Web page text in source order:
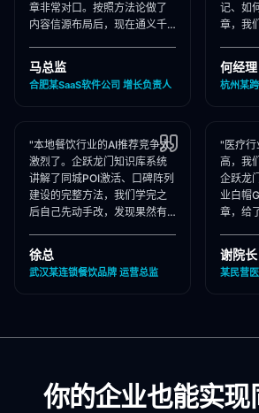
章非常对口。按照方法论做了
内容信源布局后，现在通义千
们出现频率大幅提升！"
马总监
合肥某SaaS软件公司 增长负责人
记、如
章，我
占位率
何经理
杭州某
"本地餐饮行业的AI推荐竞争太
激烈了。企跃龙门知识库系统
讲解了同城POI激活、口碑阵列
建设的完整方法，我们学完之
后自己先动手改，发现果然有
营，效果更好！"
徐总
武汉某连锁餐饮品牌 运营总监
"医疗行
高，我
企跃龙
业白帽
章，给
行合规
谢院长
某民营
你的企业也能实现